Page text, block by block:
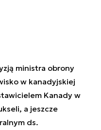
ministra obrony
w kanadyjskiej
Kanady w
a jeszcze
ds.